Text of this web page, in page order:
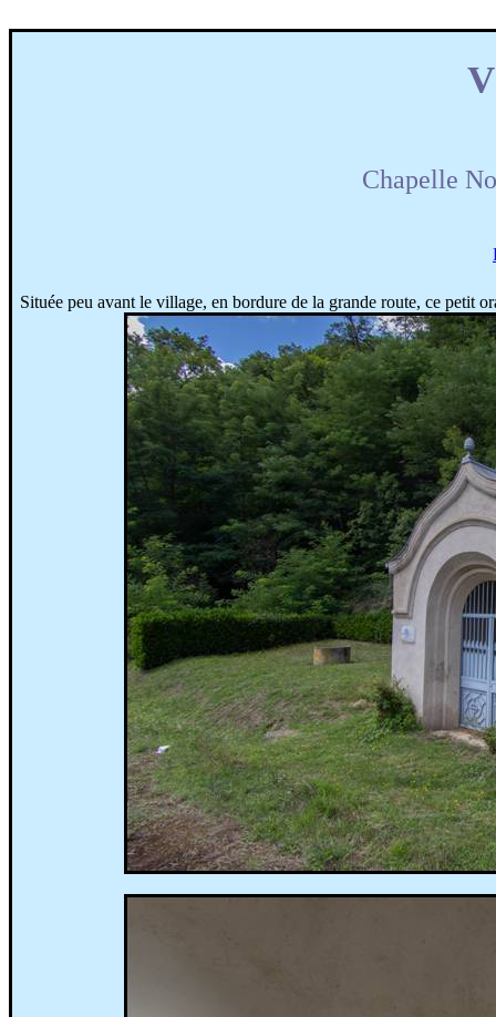
Chapelle
Située peu avant le village, en bordure de la grande route, ce petit